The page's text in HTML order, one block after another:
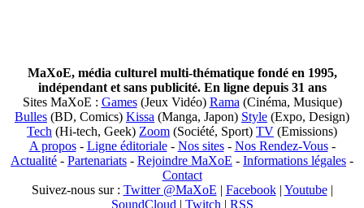
MaXoE, média culturel multi-thématique fondé en 1995,
indépendant et sans publicité. En ligne depuis 31 ans
Sites MaXoE : Games(Jeux Vidéo) Rama (Cinéma, Musique)
Bulles (BD, Comics) Kissa (Manga, Japon) Style (Expo, Design)
Tech (Hi-tech, Geek) Zoom (Société, Sport) TV (Emissions)
A propos- Ligne éditoriale- Nos sites- Nos Rendez-Vous-
Actualité - Partenariats - Rejoindre MaXoE - Informations légales -
Contact
Suivez-nous sur : Twitter @MaXoE | Facebook| Youtube|
SoundCloud | Twitch | RSS